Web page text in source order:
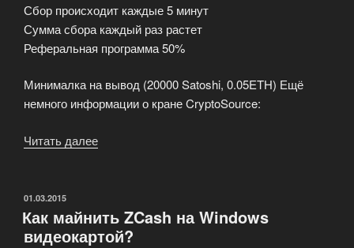
Сбор происходит каждые 5 минут
Сумма сбора каждый раз растет
Реферальная программа 50%
Минималка на вывод (20000 Satoshi, 0.05ETH) Ещё
немного информации о кране CryptoSource:
Читать далее
5
криптовалют»
ОПУБЛИКОВАНО
01.03.2015
Как майнить ZCash на Windows
видеокартой?